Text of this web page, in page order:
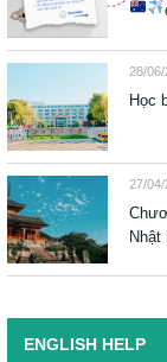
28/
Học
27/
Nhật
ENGLISH HELP